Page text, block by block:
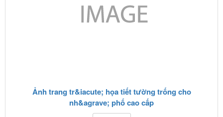
Ảnh trang tr&iacute; họa tiết tường trống cho
nh&agrave; phố cao cấp